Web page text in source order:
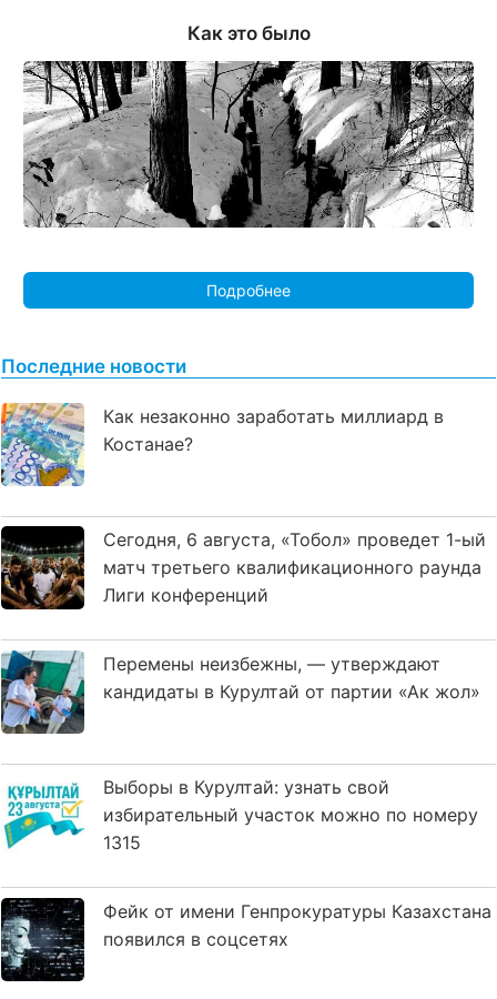
Как это было
Подробнее
Последние новости
Как незаконно заработать миллиард в
Костанае?
Сегодня, 6 августа, «Тобол» проведет 1-ый
матч третьего квалификационного раунда
Лиги конференций
Перемены неизбежны, — утверждают
кандидаты в Курултай от партии «Ак жол»
Выборы в Курултай: узнать свой
избирательный участок можно по номеру
1315
Фейк от имени Генпрокуратуры Казахстана
появился в соцсетях